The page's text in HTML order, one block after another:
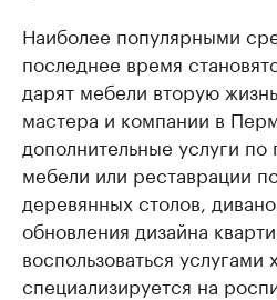
Наиболее популярными
последнее время
дарят мебели вторую
мастера и компании в
дополнительные услуги
мебели или реставрации
деревянных столов,
обновления дизайна
воспользоваться
специализируется на